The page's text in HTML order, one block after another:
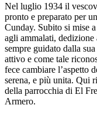
Nel luglio 1934 il
pronto e preparato per
Cunday. Subito si mise
agli ammalati, dedizione
sempre guidato dalla
attivo e come tale
fece cambiare l’aspetto
serena, e più unita. Qui
della parrocchia di El
Armero.